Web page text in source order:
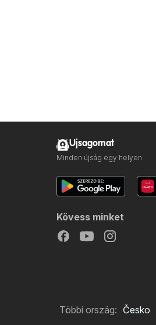
Ujsagomat
Minden újság egy helyen
Kövess minket
Többi ország: Česko